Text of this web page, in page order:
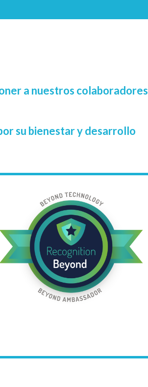
a nuestros colaboradores
su bienestar y desarrollo